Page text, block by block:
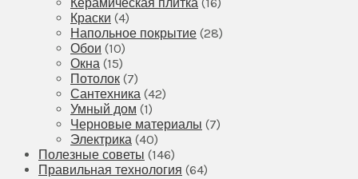
Краски (4)
Напольное покрытие (28)
Обои (10)
Окна (15)
Потолок (7)
Сантехника (42)
Умный дом (1)
Черновые материалы (7)
Электрика (40)
Полезные советы (146)
Правильная технология (64)